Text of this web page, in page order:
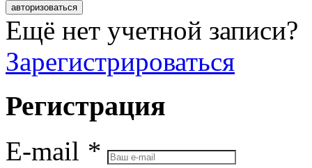
авторизоваться
Ещё нет учетной записи?
Зарегистрироваться
Регистрация
E-mail *